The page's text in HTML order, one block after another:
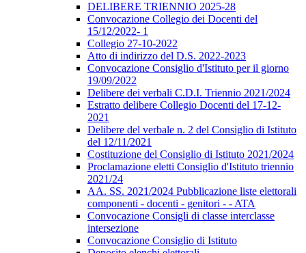
DELIBERE TRIENNIO 2025-28
Convocazione Collegio dei Docenti del
15/12/2022- 1
Collegio 27-10-2022
Atto di indirizzo del D.S. 2022-2023
Convocazione Consiglio d'Istituto per il giorno
19/09/2022
Delibere dei verbali C.D.I. Triennio 2021/2024
Estratto delibere Collegio Docenti del 17-12-
2021
Delibere del verbale n. 2 del Consiglio di Istituto
del 12/11/2021
Costituzione del Consiglio di Istituto 2021/2024
Proclamazione eletti Consiglio d'Istituto triennio
2021/24
AA. SS. 2021/2024 Pubblicazione liste elettorali
componenti - docenti - genitori - - ATA
Convocazione Consigli di classe interclasse
intersezione
Convocazione Consiglio di Istituto